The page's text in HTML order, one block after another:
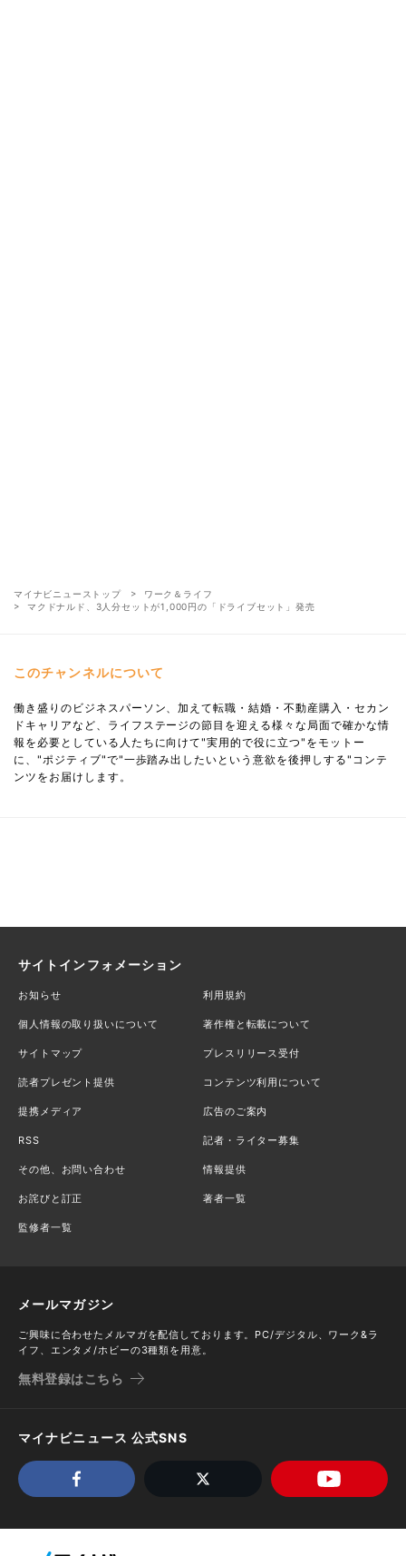
マイナビニューストップ
ワーク＆ライフ
マクドナルド、3人分セットが1,000円の「ドライブセット」発売
このチャンネルについて
働き盛りのビジネスパーソン、加えて転職・結婚・不動産購入・セカン
ドキャリアなど、ライフステージの節目を迎える様々な局面で確かな情
報を必要としている人たちに向けて"実用的で役に立つ"をモットー
に、"ポジティブ"で"一歩踏み出したいという意欲を後押しする"コンテ
ンツをお届けします。
サイトインフォメーション
お知らせ 利用規約
個人情報の取り扱いについて 著作権と転載について
サイトマップ プレスリリース受付
読者プレゼント提供 コンテンツ利用について
提携メディア 広告のご案内
RSS 記者・ライター募集
その他、お問い合わせ 情報提供
お詫びと訂正 著者一覧
監修者一覧
メールマガジン
ご興味に合わせたメルマガを配信しております。PC/デジタル、ワーク&ラ
イフ、エンタメ/ホビーの3種類を用意。
無料登録はこちら
マイナビニュース 公式SNS